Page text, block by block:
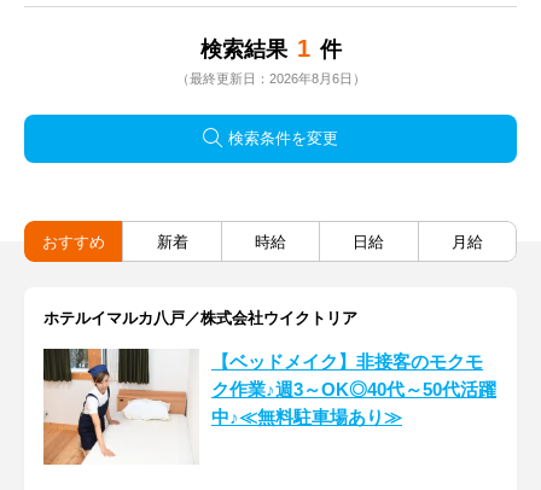
検索結果 1 件
（最終更新日：2026年8月6日）
検索条件を変更
おすすめ 新着 時給 日給 月給
ホテルイマルカ八戸／株式会社ウイクトリア
【ベッドメイク】非接客のモクモ
ク作業♪週3～OK◎40代～50代活躍
中♪≪無料駐車場あり≫